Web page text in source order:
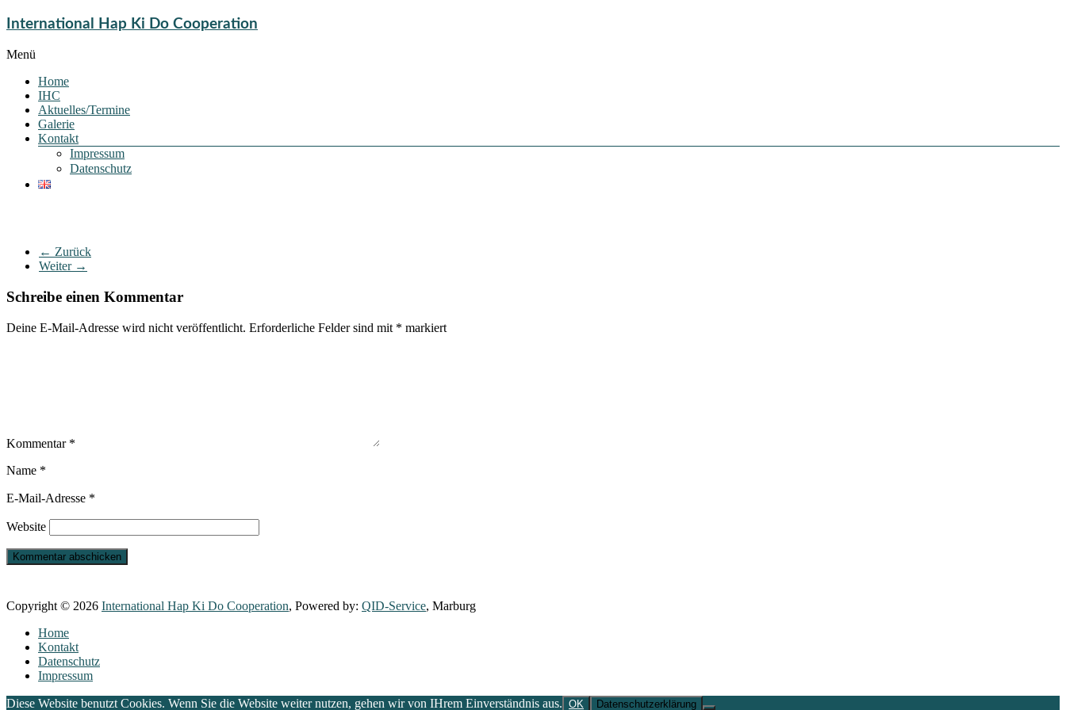
International Hap Ki Do Cooperation
Menü
Home
IHC
Aktuelles/Termine
Galerie
Kontakt
Impressum
Datenschutz
← Zurück
Weiter →
Schreibe einen Kommentar
Deine E-Mail-Adresse wird nicht veröffentlicht. Erforderliche Felder sind mit * markiert
Kommentar *
Name *
E-Mail-Adresse *
Website
Copyright © 2026 International Hap Ki Do Cooperation, Powered by: QID-Service, Marburg
Home
Kontakt
Datenschutz
Impressum
Diese Website benutzt Cookies. Wenn Sie die Website weiter nutzen, gehen wir von IHrem Einverständnis aus. OK Datenschutzerklärung